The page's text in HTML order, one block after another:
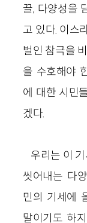
끌, 다양성을
고 있다. 이스
벌인 참극을
을 수호해야
에 대한 시민
겠다.
우리는 이
씻어내는 다
민의 기세에
말이기도 하